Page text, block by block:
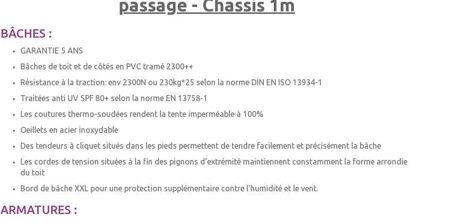
passage - Chassis 1m
BÂCHES :
GARANTIE 5 ANS
Bâches de toit et de côtés en PVC tramé 2300++
Résistance à la traction: env 2300N ou 230kg*25 selon la norme DIN EN ISO 13934-1
Traitées anti UV SPF 80+ selon la norme EN 13758-1
Les coutures thermo-soudées rendent la tente imperméable à 100%
Oeillets en acier inoxydable
Des tendeurs à cliquet situés dans les pieds permettent de tendre facilement et précisément la bâche
Les cordes de tension situées à la fin des pignons d’extrémité maintiennent constamment la forme arrondie
du toit
Bord de bâche XXL pour une protection supplémentaire contre l'humidité et le vent.
ARMATURES :